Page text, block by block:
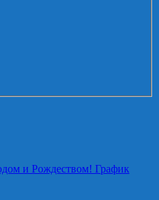
и Рождеством! График